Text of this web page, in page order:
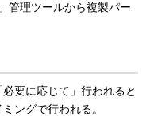
管理ツールから複製パー
要に応じて」行われると
ングで行われる。